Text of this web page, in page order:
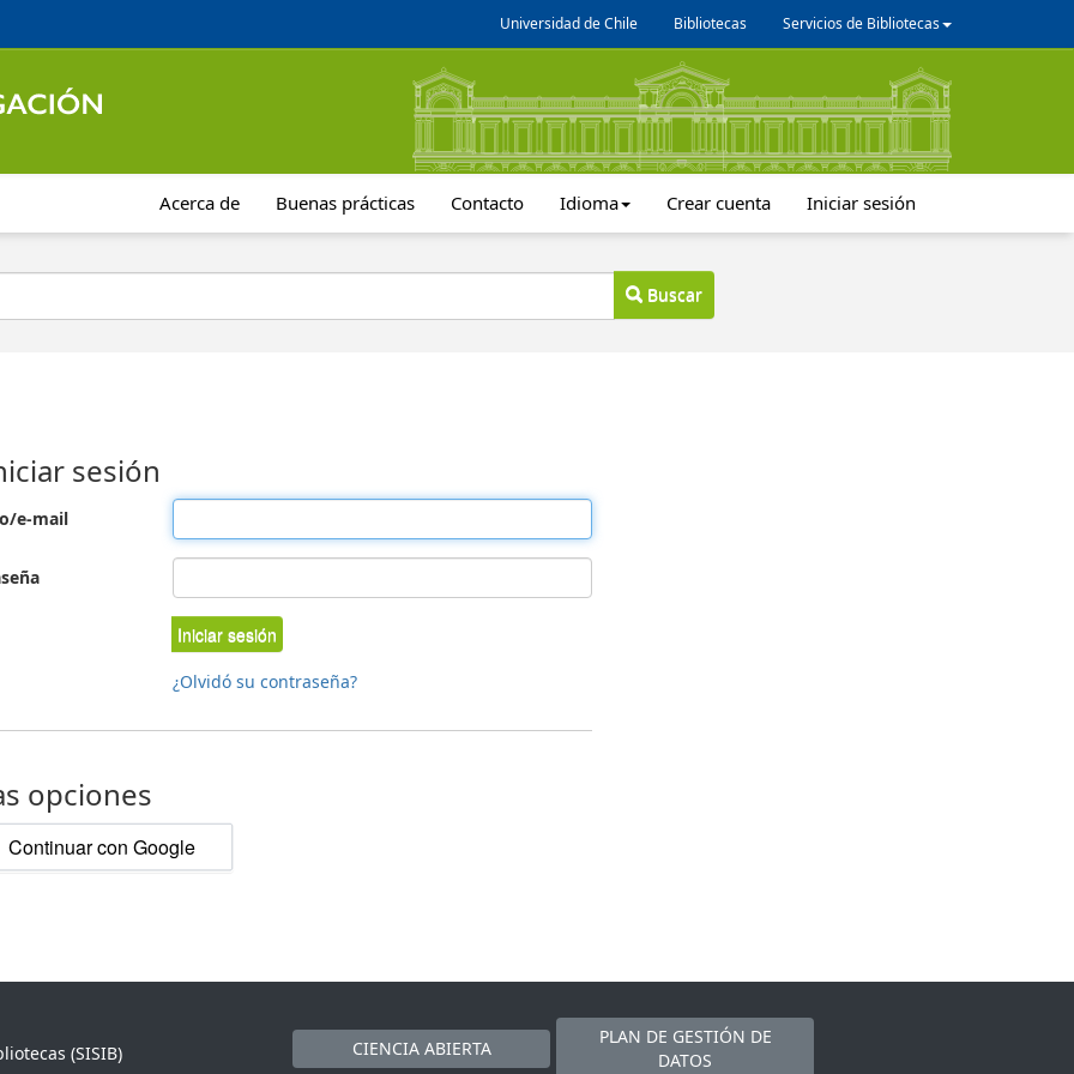
Universidad de Chile Bibliotecas Servicios de Bibliotecas
Acerca de Buenas prácticas Contacto Idioma Crear cuenta Iniciar sesión
Buscar
sesión
e-mail
Iniciar sesión
¿Olvidó su contraseña?
opciones
Continuar con Google
(SISIB)
CIENCIA ABIERTA
PLAN DE GESTIÓN DE
DATOS